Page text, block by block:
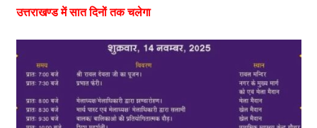
उत्तराखण्ड में सात दिनों तक चलेगा